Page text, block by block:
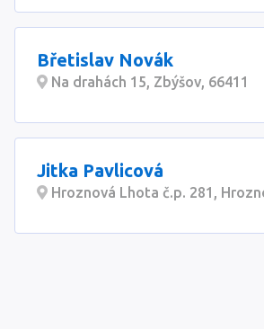
Břetislav Novák
Na drahách 15, Zbýšov, 66411
Jitka Pavlicová
Hroznová Lhota č.p. 281,